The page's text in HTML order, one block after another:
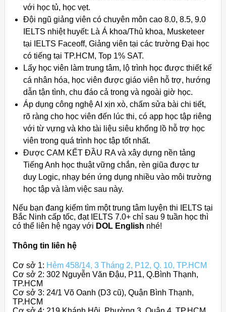
với học tủ, học vẹt.
Đội ngũ giảng viên có chuyên môn cao 8.0, 8.5, 9.0
IELTS nhiệt huyết: Là Á khoa/Thủ khoa, Musketeer
tại IELTS Faceoff, Giảng viên tại các trường Đại học
có tiếng tại TP.HCM, Top 1% SAT.
Lấy học viên làm trung tâm, lộ trình học được thiết kế
cá nhân hóa, học viên được giáo viên hỗ trợ, hướng
dẫn tận tình, chu đáo cả trong và ngoài giờ học.
Áp dụng công nghệ AI xịn xò, chấm sửa bài chi tiết,
rõ ràng cho học viên đến lúc thi, có app học tập riêng
với từ vựng và kho tài liệu siêu khổng lồ hỗ trợ học
viên trong quá trình học tập tốt nhất.
Được CAM KẾT ĐẦU RA và xây dựng nền tảng
Tiếng Anh học thuật vững chắn, rèn giũa được tư
duy Logic, nhạy bén ứng dụng nhiều vào môi trường
học tập và làm việc sau này.
Nếu bạn đang kiếm tìm một trung tâm luyện thi IELTS tại
Bắc Ninh cấp tốc, đạt IELTS 7.0+ chỉ sau 9 tuần học thì
có thể liên hệ ngay với DOL English nhé!
Thông tin liên hệ
Cơ sở 1: Hẻm 458/14, 3 Tháng 2, P12, Q. 10, TP.HCM
Cơ sở 2: 302 Nguyễn Văn Đậu, P11, Q.Bình Thạnh,
TP.HCM
Cơ sở 3: 24/1 Võ Oanh (D3 cũ), Quận Bình Thạnh,
TP.HCM